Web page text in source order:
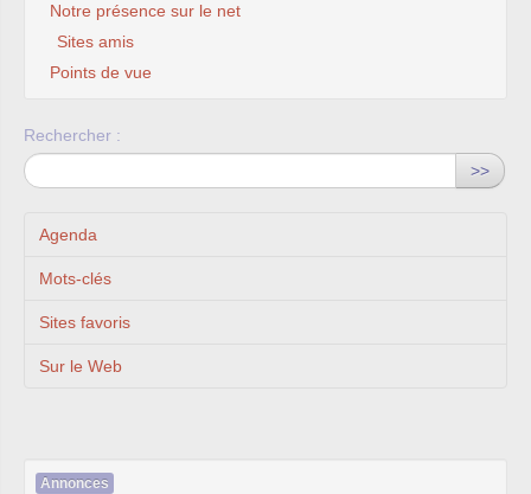
Notre présence sur le net
Sites amis
Points de vue
Rechercher :
>>
Agenda
Mots-clés
Sites favoris
Sur le Web
Annonces